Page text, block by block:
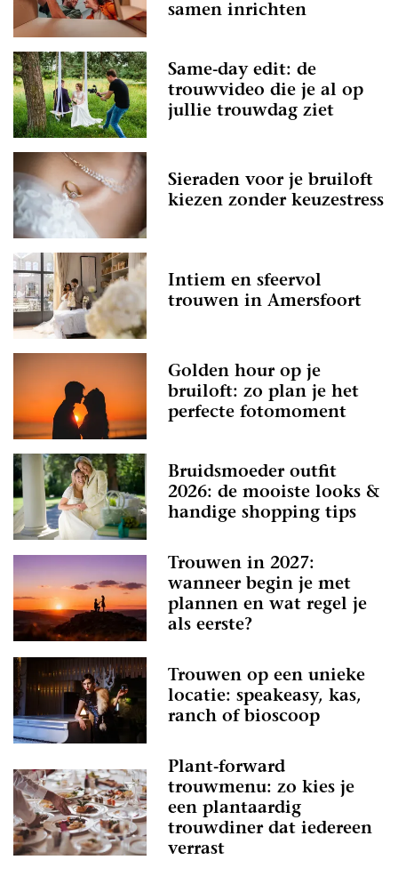
samen inrichten
Same-day edit: de
trouwvideo die je al op
jullie trouwdag ziet
Sieraden voor je bruiloft
kiezen zonder keuzestress
Intiem en sfeervol
trouwen in Amersfoort
Golden hour op je
bruiloft: zo plan je het
perfecte fotomoment
Bruidsmoeder outfit
2026: de mooiste looks &
handige shopping tips
Trouwen in 2027:
wanneer begin je met
plannen en wat regel je
als eerste?
Trouwen op een unieke
locatie: speakeasy, kas,
ranch of bioscoop
Plant-forward
trouwmenu: zo kies je
een plantaardig
trouwdiner dat iedereen
verrast